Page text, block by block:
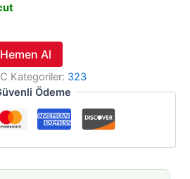
Hemen Al
Kategoriler: 323
Ödeme